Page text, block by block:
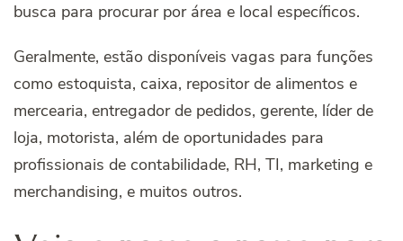
busca para procurar por área e local específicos.
Geralmente, estão disponíveis vagas para funções
como estoquista, caixa, repositor de alimentos e
mercearia, entregador de pedidos, gerente, líder de
loja, motorista, além de oportunidades para
profissionais de contabilidade, RH, TI, marketing e
merchandising, e muitos outros.